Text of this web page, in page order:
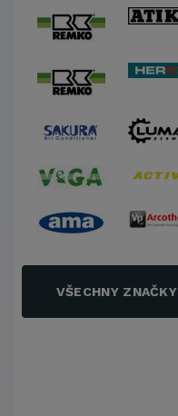
VŠECHNY ZNAČKY